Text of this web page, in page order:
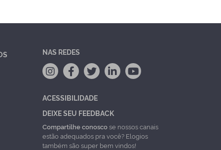
NAS REDES
ACESSIBILIDADE
DEIXE SEU FEEDBACK
Compartilhe conoscose nossos canais
estão adequados pra você? Elogios
também são super bem vindos!